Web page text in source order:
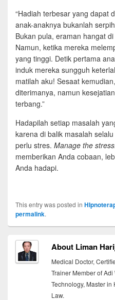
“Hadiah terbesar yang dapat
anak-anaknya bukanlah
Bukan pula, eraman hangat
Namun, ketika mereka
yang tinggi. Detik pertama
induk mereka sungguh
matilah aku! Sesaat
diterimanya, namun
terbang.”
Hadapilah setiap masalah
karena di balik masalah
perlu stres. Manage the
memberikan Anda cobaan,
Anda hadapi.
This entry was posted in
permalink.
About Liman
Medical Doctor,
Trainer Member of
Technology, Master
Law.